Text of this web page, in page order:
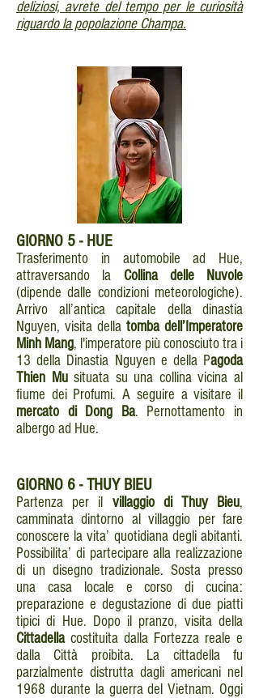
deliziosi, avrete del tempo per le curiosità
riguardo la popolazione Champa.
GIORNO 5 - HUE
Trasferimento in automobile ad Hue,
attraversando la Collina delle Nuvole
(dipende dalle condizioni meteorologiche).
Arrivo all’antica capitale della dinastia
Nguyen, visita della tomba dell’Imperatore
Minh Mang, l'imperatore più conosciuto tra i
13 della Dinastia Nguyen e della Pagoda
Thien Musituata su una collina vicina al
fiume dei Profumi. A seguire a visitare il
mercato di Dong Ba. Pernottamento in
albergo ad Hue.
GIORNO 6 - THUY BIEU
Partenza per il villaggio di Thuy Bieu,
camminata dintorno al villaggio per fare
conoscere la vita’ quotidiana degli abitanti.
Possibilita’ di partecipare alla realizzazione
di un disegno tradizionale. Sosta presso
una casa locale e corso di cucina:
preparazione e degustazione di due piatti
tipici di Hue. Dopo il pranzo, visita della
Cittadella costituita dalla Fortezza reale e
dalla Città proibita. La cittadella fu
parzialmente distrutta dagli americani nel
1968 durante la guerra del Vietnam. Oggi